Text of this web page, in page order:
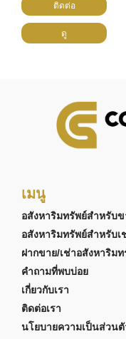
ติดต่อ
ดู
เมนู
อสังหาริมทรัพย์สำหรับข
อสังหาริมทรัพย์สำหรับเ
ฝากขาย/เช่าอสังหาริม
คำถามที่พบบ่อย
เกี่ยวกับเรา
ติดต่อเรา
นโยบายความเป็นส่วนตั